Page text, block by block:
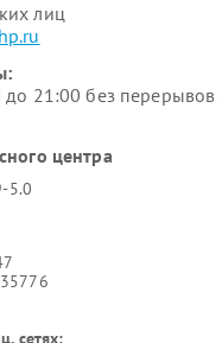
лиц
21:00 без
центра
5.0
сетях: